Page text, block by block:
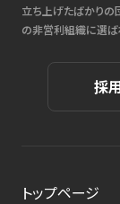
立ち上げたばかり
の非営利組織に選ば
採
トップページ